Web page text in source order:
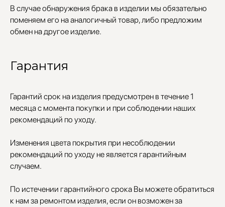
В случае обнаружения брака в изделии мы обязательно
поменяем его на аналогичный товар, либо предложим
обмен на другое изделие.
Гарантия
Гарантий срок на изделия предусмотрен в течение 1
месяца с момента покупки и при соблюдении наших
рекомендаций по уходу.
Изменения цвета покрытия при несоблюдении
рекомендаций по уходу не является гарантийным
случаем.
По истечении гарантийного срока Вы можете обратиться
к нам за ремонтом изделия, если он возможен за
Сеты
edalinjewelry@gmail.com
Договор оферты
ПОКУПАТЕЛЯМ
Кольца
Колье
Каффы
Чокеры
Упаковка
Не бриллианты, потому